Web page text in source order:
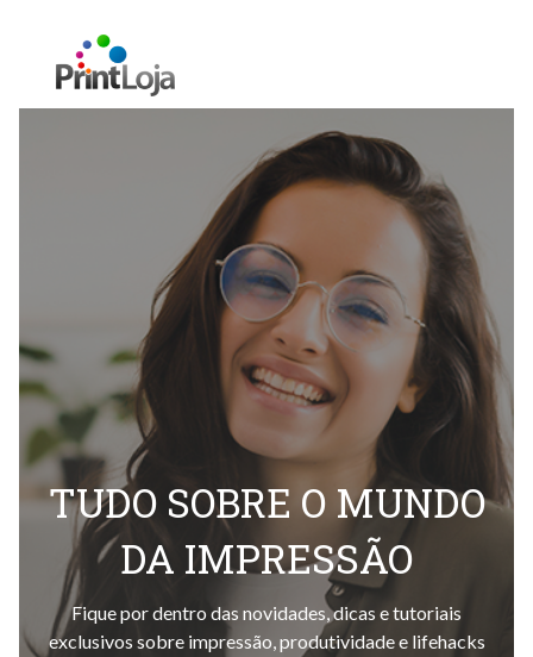
TUDO SOBRE O MUNDO
DA IMPRESSÃO
Fique por dentro das novidades, dicas e tutoriais
exclusivos sobre impressão, produtividade e lifehacks